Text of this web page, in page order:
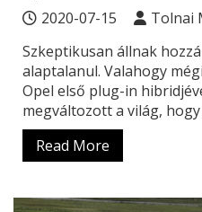
2020-07-15 Tolnai
Szkeptikusan állnak
alaptalanul. Valahogy
Opel első plug-in
megváltozott a világ,
Read More